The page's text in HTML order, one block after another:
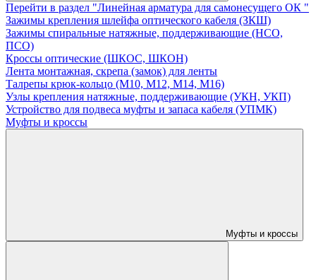
Перейти в раздел "Линейная арматура для самонесущего ОК "
Зажимы крепления шлейфа оптического кабеля (ЗКШ)
Зажимы спиральные натяжные, поддерживающие (НСО,
ПСО)
Кроссы оптические (ШКОС, ШКОН)
Лента монтажная, скрепа (замок) для ленты
Талрепы крюк-кольцо (М10, М12, М14, М16)
Узлы крепления натяжные, поддерживающие (УКН, УКП)
Устройство для подвеса муфты и запаса кабеля (УПМК)
Муфты и кроссы
Муфты и кроссы